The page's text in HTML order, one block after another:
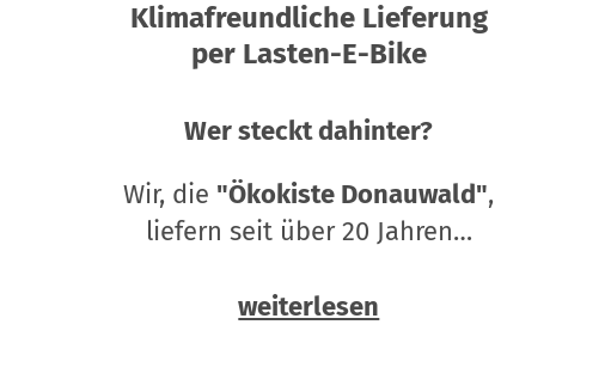
Klimafreundliche Lieferung
per Lasten-E-Bike
Wer steckt dahinter?
Wir, die "Ökokiste Donauwald",
liefern seit über 20 Jahren…
weiterlesen